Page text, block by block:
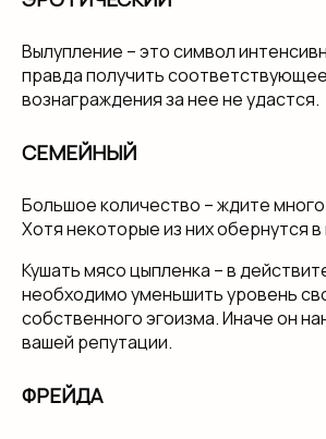
Вылупление – это символ
правда получить соответствующее
вознаграждения за нее не удастся.
СЕМЕЙНЫЙ
Большое количество – ждите
Хотя некоторые из них обернутся
Кушать мясо цыпленка – в
необходимо уменьшить уровень
собственного эгоизма. Иначе он
вашей репутации.
ФРЕЙДА